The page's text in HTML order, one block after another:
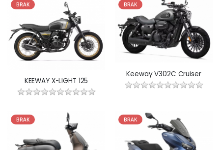
BRAK
KEEWAY X-LIGHT 125
BRAK
Keeway V302C Cruiser
BRAK BRAK